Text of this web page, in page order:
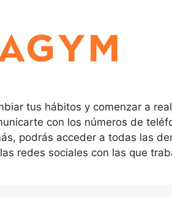
tus hábitos y comenzar a
con los números de
podrás acceder a todas las
redes sociales con las que